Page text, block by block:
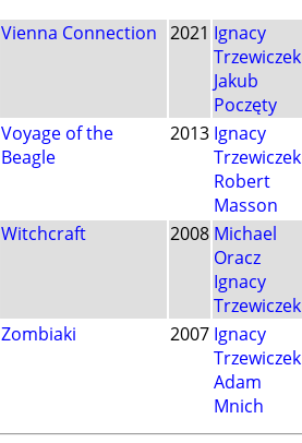
Vienna Connection 2021 Ignacy
Trzewiczek
Jakub
Poczęty
Voyage of the
Beagle
2013 Ignacy
Trzewiczek
Robert
Masson
Witchcraft
2008 Michael
Oracz
Ignacy
Trzewiczek
Zombiaki
2007 Ignacy
Trzewiczek
Adam
Mnich